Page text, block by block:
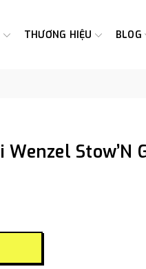
THƯƠNG HIỆU BLOG
Stow’N